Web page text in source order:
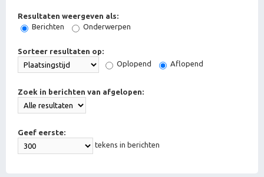
Resultaten weergeven als:
Berichten
Onderwerpen
Sorteer resultaten op:
Oplopend
Aflopend
Zoek in berichten van afgelopen:
Geef eerste:
tekens in berichten